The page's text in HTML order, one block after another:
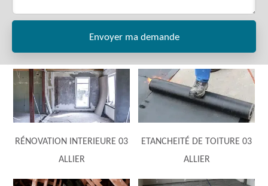
RÉNOVATION INTERIEURE 03
ALLIER
ETANCHEITÉ DE TOITURE 03
ALLIER